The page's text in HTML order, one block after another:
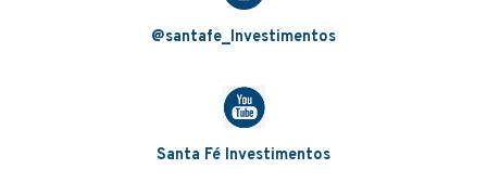
@santafe_Investimentos
Santa Fé Investimentos